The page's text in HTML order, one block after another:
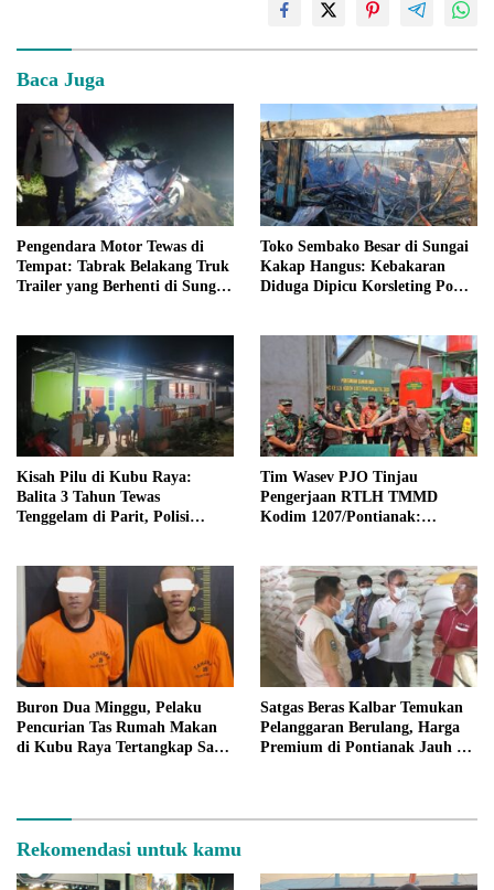
Baca Juga
Pengendara Motor Tewas di
Tempat: Tabrak Belakang Truk
Trailer yang Berhenti di Sungai
Toko Sembako Besar di Sungai
Kakap Hangus: Kebakaran
Diduga Dipicu Korsleting Pom
Kisah Pilu di Kubu Raya:
Balita 3 Tahun Tewas
Tenggelam di Parit, Polisi
Tim Wasev PJO Tinjau
Pengerjaan RTLH TMMD
Kodim 1207/Pontianak:
Buron Dua Minggu, Pelaku
Pencurian Tas Rumah Makan
di Kubu Raya Tertangkap Saat
Satgas Beras Kalbar Temukan
Pelanggaran Berulang, Harga
Premium di Pontianak Jauh di
Rekomendasi untuk kamu